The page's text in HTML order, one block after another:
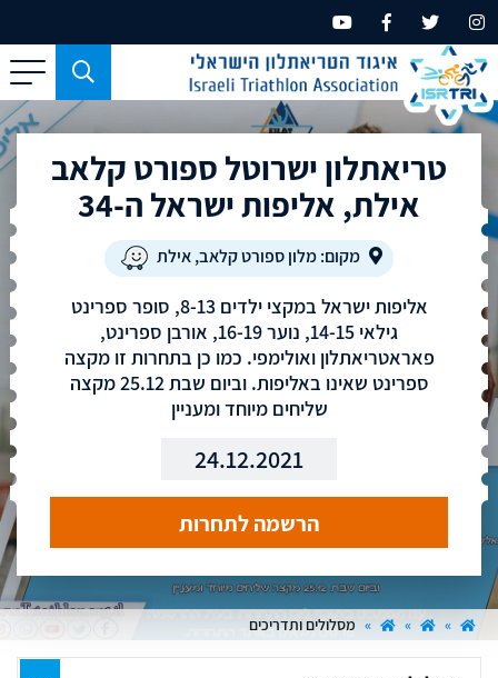
כפתור
משמש
עבור
מכשירים
בעליטריאתלון ישרוטל ספורט קלאב
אילת, אליפות ישראל ה-34
מקום: מלון ספורט קלאב, אילת
אליפות ישראל במקצי ילדים 8-13, סופר ספרינט
גילאי 14-15, נוער 16-19, אורבן ספרינט,
פאראטריאתלון ואולימפי. כמו כן בתחרות זו מקצה
ספרינט שאינו באליפות. וביום שבת 25.12 מקצה
שליחים מיוחד ומעניין
24.12.2021
הרשמה לתחרות
»
»
» מסלולים ותדריכים